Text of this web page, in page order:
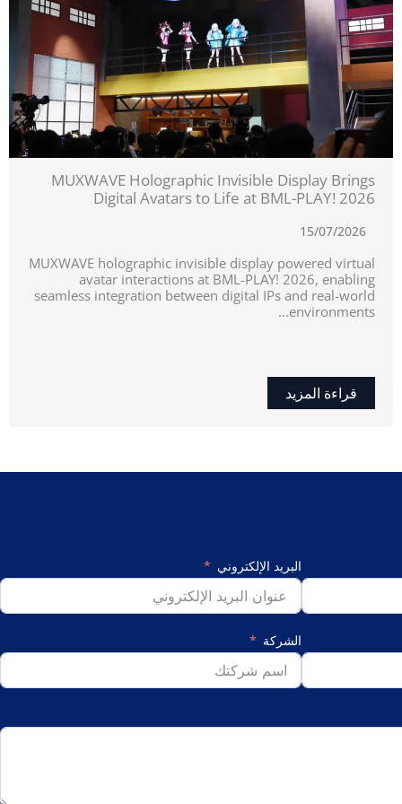
MUXWAVE Holographic Invisible Display Brings
Digital Avatars to Life at BML-PLAY! 2026
15/07/2026
MUXWAVE holographic invisible display powered virtual
avatar interactions at BML-PLAY! 2026, enabling
seamless integration between digital IPs and real-world
environments...
قراءة المزيد
البريد الإلكتروني
الشركة